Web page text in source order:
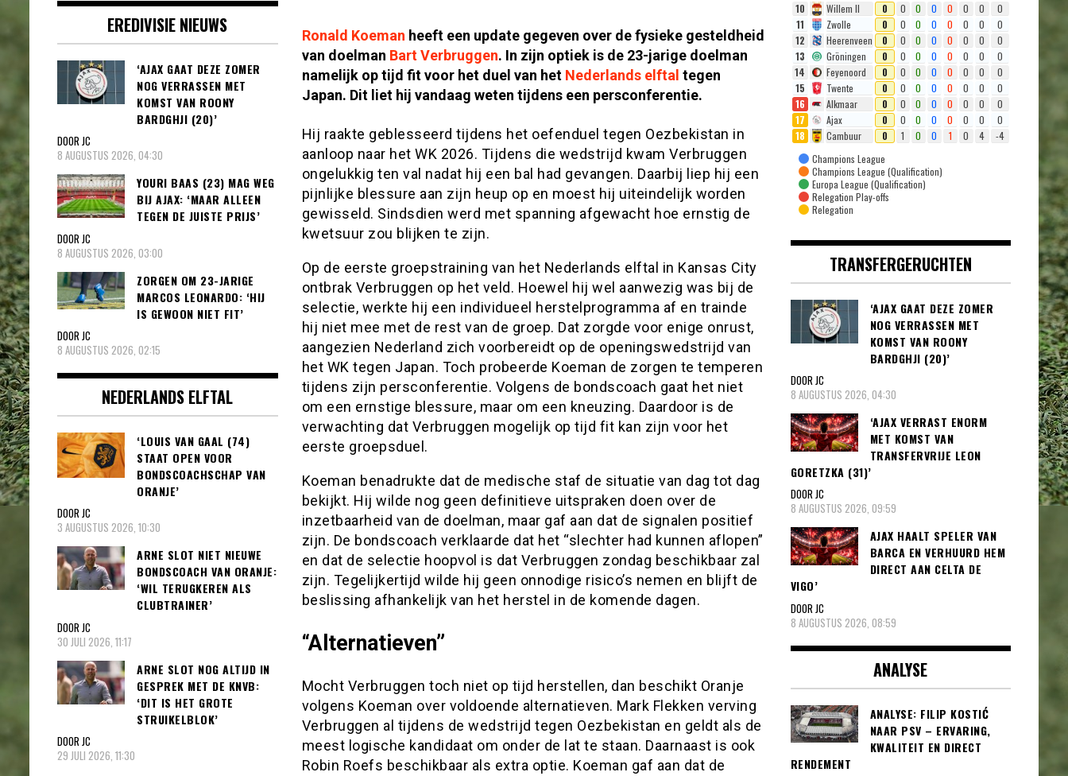
Ronald Koeman heeft een update gegeven over de fysieke gesteldheid
van doelman Bart Verbruggen. In zijn optiek is de 23-jarige doelman
namelijk op tijd fit voor het duel van het Nederlands elftal tegen
Japan. Dit liet hij vandaag weten tijdens een persconferentie.
Hij raakte geblesseerd tijdens het oefenduel tegen Oezbekistan in
aanloop naar het WK 2026. Tijdens die wedstrijd kwam Verbruggen
ongelukkig ten val nadat hij een bal had gevangen. Daarbij liep hij een
pijnlijke blessure aan zijn heup op en moest hij uiteindelijk worden
gewisseld. Sindsdien werd met spanning afgewacht hoe ernstig de
kwetsuur zou blijken te zijn.
Op de eerste groepstraining van het Nederlands elftal in Kansas City
ontbrak Verbruggen op het veld. Hoewel hij wel aanwezig was bij de
selectie, werkte hij een individueel herstelprogramma af en trainde
hij niet mee met de rest van de groep. Dat zorgde voor enige onrust,
aangezien Nederland zich voorbereidt op de openingswedstrijd van
het WK tegen Japan. Toch probeerde Koeman de zorgen te temperen
tijdens zijn persconferentie. Volgens de bondscoach gaat het niet
om een ernstige blessure, maar om een kneuzing. Daardoor is de
verwachting dat Verbruggen mogelijk op tijd fit kan zijn voor het
eerste groepsduel.
Koeman benadrukte dat de medische staf de situatie van dag tot dag
bekijkt. Hij wilde nog geen definitieve uitspraken doen over de
inzetbaarheid van de doelman, maar gaf aan dat de signalen positief
zijn. De bondscoach verklaarde dat het “slechter had kunnen aflopen”
en dat de selectie hoopvol is dat Verbruggen zondag beschikbaar zal
zijn. Tegelijkertijd wilde hij geen onnodige risico’s nemen en blijft de
beslissing afhankelijk van het herstel in de komende dagen.
“Alternatieven”
Mocht Verbruggen toch niet op tijd herstellen, dan beschikt Oranje
volgens Koeman over voldoende alternatieven. Mark Flekken verving
Verbruggen al tijdens de wedstrijd tegen Oezbekistan en geldt als de
meest logische kandidaat om onder de lat te staan. Daarnaast is ook
Robin Roefs beschikbaar als extra optie. Koeman gaf aan dat de
EREDIVISIE NIEUWS
‘AJAX GAAT DEZE ZOMER
NOG VERRASSEN MET
KOMST VAN ROONY
BARDGHJI (20)’
DOOR JC
8 AUGUSTUS 2026, 04:30
YOURI BAAS (23) MAG WEG
BIJ AJAX: ‘MAAR ALLEEN
TEGEN DE JUISTE PRIJS’
DOOR JC
8 AUGUSTUS 2026, 03:00
ZORGEN OM 23-JARIGE
MARCOS LEONARDO: ‘HIJ
IS GEWOON NIET FIT’
DOOR JC
8 AUGUSTUS 2026, 02:15
NEDERLANDS ELFTAL
‘LOUIS VAN GAAL (74)
STAAT OPEN VOOR
BONDSCOACHSCHAP VAN
ORANJE’
DOOR JC
3 AUGUSTUS 2026, 10:30
ARNE SLOT NIET NIEUWE
BONDSCOACH VAN ORANJE:
‘WIL TERUGKEREN ALS
CLUBTRAINER’
DOOR JC
30 JULI 2026, 11:17
ARNE SLOT NOG ALTIJD IN
GESPREK MET DE KNVB:
‘DIT IS HET GROTE
STRUIKELBLOK’
DOOR JC
29 JULI 2026, 11:30
10
Willem II 0 0 0 0 0 0 0
0
11
Zwolle 0 0 0 0 0 0 0
0
12
Heerenveen 0 0 0 0 0 0 0
0
13
Gröningen 0 0 0 0 0 0 0
0
14
Feyenoord 0 0 0 0 0 0 0
0
15
Twente 0 0 0 0 0 0 0
0
16
Alkmaar 0 0 0 0 0 0 0
0
17
Ajax 0 0 0 0 0 0 0
0
18
Cambuur 0 1 0 0 1 0 4
-4
Champions League
Champions League (Qualification)
Europa League (Qualification)
Relegation Play-offs
Relegation
TRANSFERGERUCHTEN
‘AJAX GAAT DEZE ZOMER
NOG VERRASSEN MET
KOMST VAN ROONY
BARDGHJI (20)’
DOOR JC
8 AUGUSTUS 2026, 04:30
‘AJAX VERRAST ENORM
MET KOMST VAN
TRANSFERVRIJE LEON
GORETZKA (31)’
DOOR JC
8 AUGUSTUS 2026, 09:59
AJAX HAALT SPELER VAN
BARCA EN VERHUURD HEM
DIRECT AAN CELTA DE
VIGO’
DOOR JC
8 AUGUSTUS 2026, 08:59
ANALYSE
ANALYSE: FILIP KOSTIĆ
NAAR PSV – ERVARING,
KWALITEIT EN DIRECT
RENDEMENT